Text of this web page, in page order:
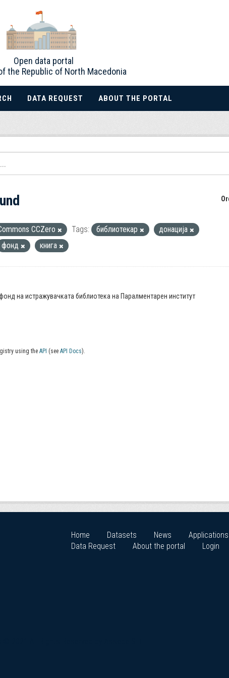
Open data portal
the Republic of North Macedonia
DATA REQUEST ABOUT THE PORTAL
CCZero Tags: библиотекар
донација
фонд книга
на истражувачката библиотека на Паралментарен институт
using the API (see API Docs).
Home Datasets News Applications
Data Request
About the portal Login